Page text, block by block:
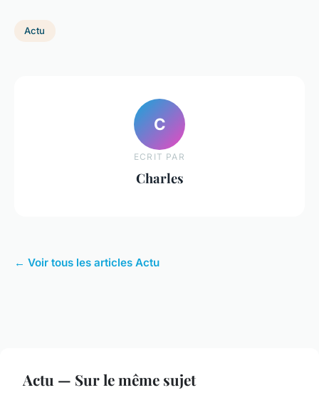
Actu
C
ECRIT PAR
Charles
← Voir tous les articles Actu
Actu — Sur le même sujet